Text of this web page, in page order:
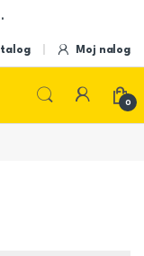
Moj nalog
0